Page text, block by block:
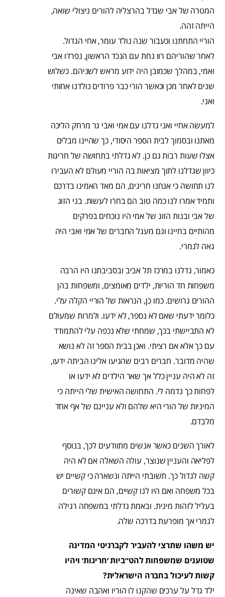
המטרה של אבי שגדל בהרצליה להורים ניצולי שואה,
הייתה זהה.
הוריי התחתנו וכעבור שנה נולד עומר, אחי הגדול.
לאחר שהוריהם רוו נחת עם הנכד הראשון, נפרדו אבי
ואמי, במהלך שכמובן היה ידוע מראש לשניהם. כשלוש
שנים לאחר מכן וכאשר הורי כבר פרודים נולדנו אחותי
ואני.
למעשה אחיי ואני גדלנו עם אמי ואבי גר מרחק הליכה
מאתנו ובסמוך לבית הספר היסודי, כך שהיינו מבלים
אצלו שעות רבות גם כן. לא גדלתי בתחושה של חריגות
כיוון שגדלנו לתוך מציאות בה הוריי מעולם לא העבירו
לנו תחושה כי אנחנו חריגים, הם מאד האמינו בדרכם
ותמיד אמרו לנו כמה טוב הם בחרו לעשות. בני הזוג
של אבי ובנות הזוג של אמי היו נוכחים בפרקים
מהותיים בחיינו וגם מעגל החברים של אמי ואבי היה
גאה לגמרי.
כאמור, גדלנו במרכז תל אביב ובסביבתנו היו הרבה
משפחות חד הוריות, ילדים מאומצים, ומשפחות בהן
ההורים גרושים. כמו כן, הנראות של הוריי הקלה עלי.
כלומר ידעתי שאם לא נספר, לא ידעו. ולמרות שמעולם
לא התביישתי בכך, שמחתי שלא נכפה עלי להתמודד
עם כך אלא אם רציתי. ואכן בבית הספר זה לא נושא
שהיה מדובר. חברים רבים שהגיעו אלינו הביתה ידעו,
זה לא היה עניין כלל אך שאר הילדים לא ידעו או
לפחות כך נדמה לי. התחושה האישית שלי הייתה כי
המיניות של הורי היא שלהם ולא עניינם של אף אחד
מלבדם.
לאורך השנים כאשר אנשים מתוודעים לכך, בנוסף
לפליאה והעניין שנוצר, עולה השאלה אם לא היה
קשה לגדול כך. תשובתי הייתה ונשארה כי קשיים יש
בכל משפחה ואם היו לנו קשיים, הם אינם קשורים
בעליל לזהות מינית. ובאמת גדלתי במשפחה רגילה
לגמרי אך מופרעת בדרכה שלה.
יש משהו שתרצי להעביר לקברניטי המדינה
שטוענים שמשפחות להט״ביות ׳חריגות׳ ויהיו
קשות לעיכול בחברה הישראלית?
ילד גדל על ערכים שהקנו לו הוריו ואהבה שאינה